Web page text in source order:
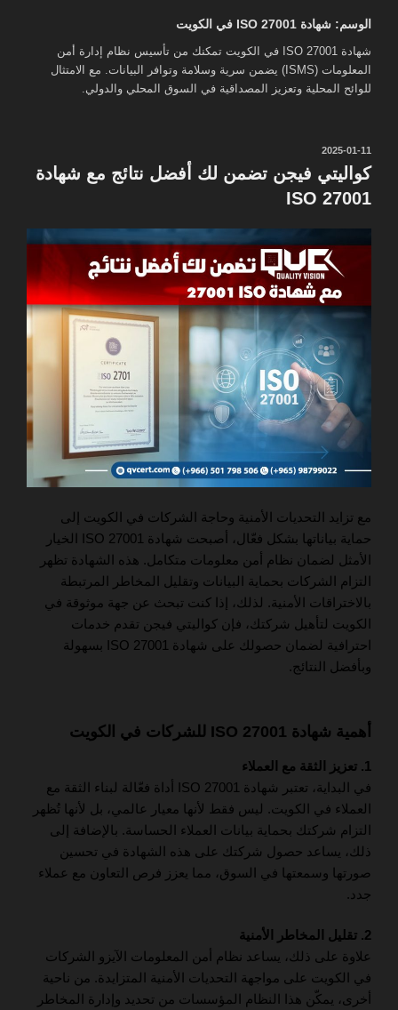
الوسم: شهادة ISO 27001 في الكويت
شهادة ISO 27001 في الكويت تمكنك من تأسيس نظام إدارة أمن
المعلومات (ISMS) يضمن سرية وسلامة وتوافر البيانات. مع الامتثال
للوائح المحلية وتعزيز المصداقية في السوق المحلي والدولي.
نُشر
في
2025-01-11
كواليتي فيجن تضمن لك أفضل نتائج مع شهادة
ISO 27001
مع تزايد التحديات الأمنية وحاجة الشركات في الكويت إلى
حماية بياناتها بشكل فعّال، أصبحت شهادة ISO 27001 الخيار
الأمثل لضمان نظام أمن معلومات متكامل. هذه الشهادة تظهر
التزام الشركات بحماية البيانات وتقليل المخاطر المرتبطة
بالاختراقات الأمنية. لذلك، إذا كنت تبحث عن جهة موثوقة في
الكويت لتأهيل شركتك، فإن كواليتي فيجن تقدم خدمات
احترافية لضمان حصولك على شهادة ISO 27001 بسهولة
وبأفضل النتائج.
أهمية شهادة ISO 27001 للشركات في الكويت
1. تعزيز الثقة مع العملاء
في البداية، تعتبر شهادة ISO 27001 أداة فعّالة لبناء الثقة مع
العملاء في الكويت. ليس فقط لأنها معيار عالمي، بل لأنها تُظهر
التزام شركتك بحماية بيانات العملاء الحساسة. بالإضافة إلى
ذلك، يساعد حصول شركتك على هذه الشهادة في تحسين
صورتها وسمعتها في السوق، مما يعزز فرص التعاون مع عملاء
جدد.
2. تقليل المخاطر الأمنية
علاوة على ذلك، يساعد نظام أمن المعلومات الآيزو الشركات
في الكويت على مواجهة التحديات الأمنية المتزايدة. من ناحية
أخرى، يمكّن هذا النظام المؤسسات من تحديد وإدارة المخاطر